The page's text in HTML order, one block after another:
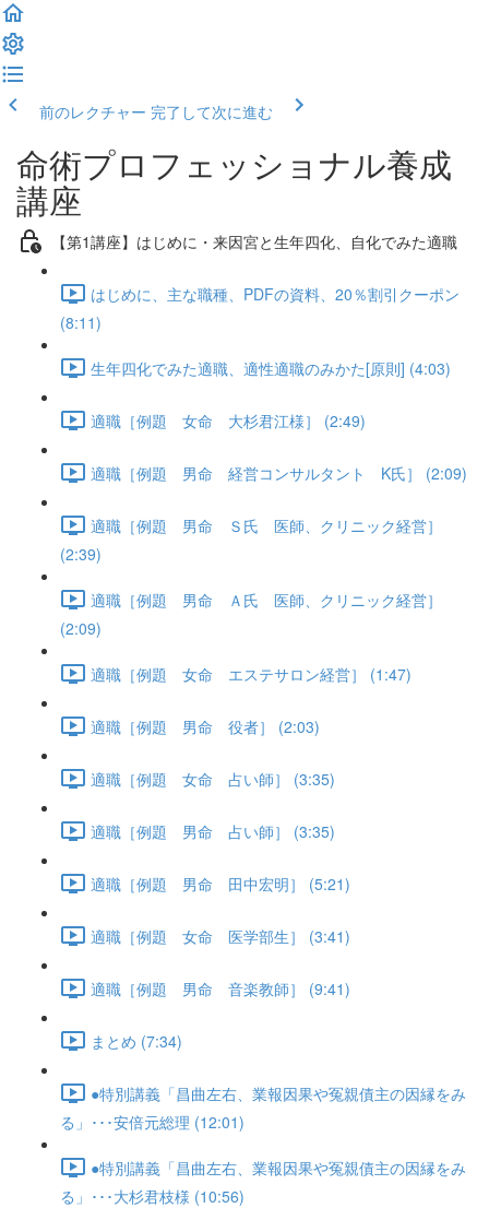
前のレクチャー 完了して次に進む
命術プロフェッショナル養成
講座
【第1講座】はじめに・来因宮と生年四化、自化でみた適職
はじめに、主な職種、PDFの資料、20％割引クーポン
(8:11)
生年四化でみた適職、適性適職のみかた[原則] (4:03)
適職［例題 女命 大杉君江様］ (2:49)
適職［例題 男命 経営コンサルタント K氏］ (2:09)
適職［例題 男命 Ｓ氏 医師、クリニック経営］
(2:39)
適職［例題 男命 Ａ氏 医師、クリニック経営］
(2:09)
適職［例題 女命 エステサロン経営］ (1:47)
適職［例題 男命 役者］ (2:03)
適職［例題 女命 占い師］ (3:35)
適職［例題 男命 占い師］ (3:35)
適職［例題 男命 田中宏明］ (5:21)
適職［例題 女命 医学部生］ (3:41)
適職［例題 男命 音楽教師］ (9:41)
まとめ (7:34)
●特別講義「昌曲左右、業報因果や冤親債主の因縁をみ
る」･･･安倍元総理 (12:01)
●特別講義「昌曲左右、業報因果や冤親債主の因縁をみ
る」･･･大杉君枝様 (10:56)